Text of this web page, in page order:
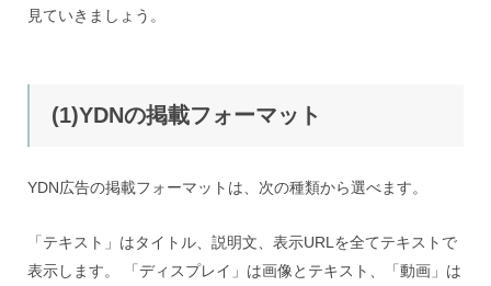
見ていきましょう。
(1)YDNの掲載フォーマット
YDN広告の掲載フォーマットは、次の種類から選べます。
「テキスト」はタイトル、説明文、表示URLを全てテキストで
表示します。 「ディスプレイ」は画像とテキスト、「動画」は